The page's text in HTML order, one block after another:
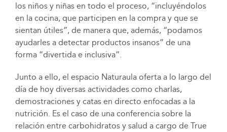
los niños y niñas en todo el proceso, “incluyéndolos
en la cocina, que participen en la compra y que se
sientan útiles”, de manera que, además, “podamos
ayudarles a detectar productos insanos” de una
forma “divertida e inclusiva”.
Junto a ello, el espacio Naturaula oferta a lo largo del
día de hoy diversas actividades como charlas,
demostraciones y catas en directo enfocadas a la
nutrición. Es el caso de una conferencia sobre la
relación entre carbohidratos y salud a cargo de True